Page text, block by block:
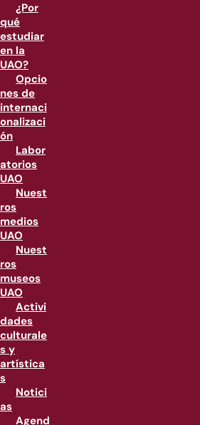
¿Por
qué
estudiar
en la
UAO?
Opcio
nes de
internaci
onalizaci
ón
Labor
atorios
UAO
Nuest
ros
medios
UAO
Nuest
ros
museos
UAO
Activi
dades
culturale
s y
artística
s
Notici
as
Agend